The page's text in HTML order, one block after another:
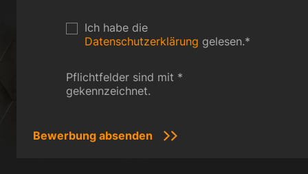
Ich habe die
Datenschutzerklärung gelesen.*
Pflichtfelder sind mit *
gekennzeichnet.